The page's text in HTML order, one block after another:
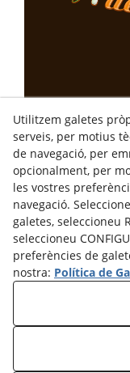
Avís
Utilitzem galetes
serveis, per motius
de navegació, per
opcionalment, per
les vostres
navegació.
galetes, seleccioneu
seleccioneu
preferències de
nostra: Política de